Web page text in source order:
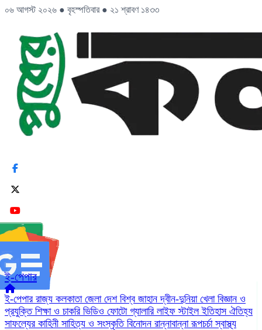
০৬ আগস্ট ২০২৬ ● বৃহস্পতিবার ● ২১ শ্রাবণ ১৪৩৩
ই-পেপার
ই-পেপার রাজ্য কলকাতা জেলা দেশ বিশ্ব জাহানদ্বীন-দুনিয়া খেলা বিজ্ঞান ও
প্রযুক্তি শিক্ষা ও চাকরি ভিডিও ফোটো গ্যালারি লাইফ স্টাইলইতিহাস ঐতিহ্য
সাফল্যের কাহিনী সাহিত্য ও সংস্কৃতি বিনোদন রান্নাবান্নারূপচর্চাস্বাস্থ্য